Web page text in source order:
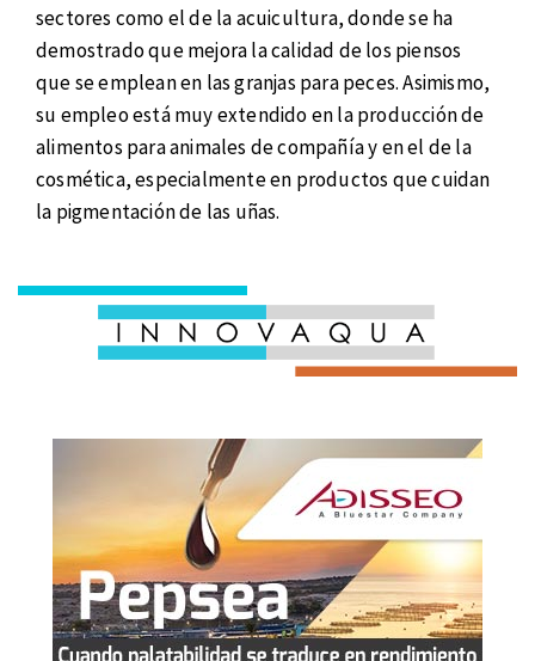
sectores como el de la acuicultura, donde se ha
demostrado que mejora la calidad de los piensos
que se emplean en las granjas para peces. Asimismo,
su empleo está muy extendido en la producción de
alimentos para animales de compañía y en el de la
cosmética, especialmente en productos que cuidan
la pigmentación de las uñas.